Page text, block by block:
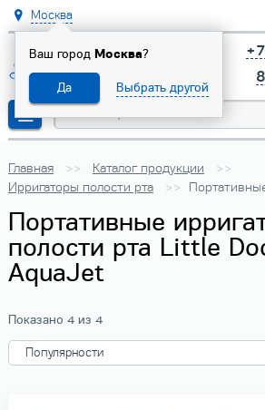
Москва
Ваш город Москва?
Да Выбрать другой
Главная
Каталог продукции
Ирригаторы полости рта
Портативные
полости рта Little
AquaJet
Показано 4 из 4